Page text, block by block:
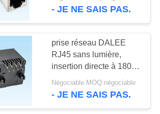
terminal multi
8
- JE NE SAIS PAS.
prise réseau DALEE
RJ45 sans lumière,
insertion directe à 180
degrés
Négociable MOQ:négociable
- JE NE SAIS PAS.